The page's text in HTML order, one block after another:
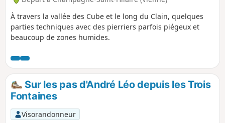
À travers la vallée des Cube et le long du Clain, quelques
parties techniques avec des pierriers parfois piégeux et
beaucoup de zones humides.
Sur les pas d'André Léo depuis les Trois
Fontaines
Visorandonneur